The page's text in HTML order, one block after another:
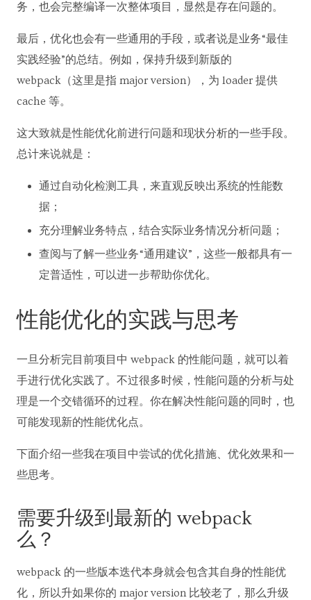
务，也会完整编译一次整体项目，显然是存在问题的。
最后，优化也会有一些通用的手段，或者说是业务“最佳
实践经验”的总结。例如，保持升级到新版的
webpack（这里是指 major version），为 loader 提供
cache 等。
这大致就是性能优化前进行问题和现状分析的一些手段。
总计来说就是：
通过自动化检测工具，来直观反映出系统的性能数
据；
充分理解业务特点，结合实际业务情况分析问题；
查阅与了解一些业务“通用建议”，这些一般都具有一
定普适性，可以进一步帮助你优化。
性能优化的实践与思考
一旦分析完目前项目中 webpack 的性能问题，就可以着
手进行优化实践了。不过很多时候，性能问题的分析与处
理是一个交错循环的过程。你在解决性能问题的同时，也
可能发现新的性能优化点。
下面介绍一些我在项目中尝试的优化措施、优化效果和一
些思考。
需要升级到最新的 webpack
么？
webpack 的一些版本迭代本身就会包含其自身的性能优
化，所以升如果你的 major version 比较老了，那么升级